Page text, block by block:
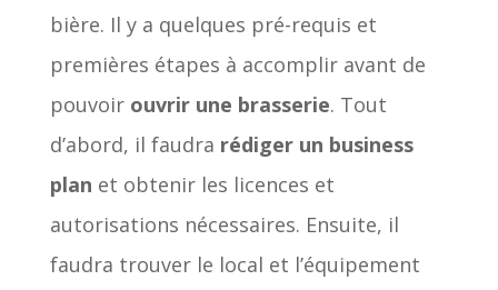
bière. Il y a quelques pré-requis et
premières étapes à accomplir avant de
pouvoir ouvrir une brasserie. Tout
d’abord, il faudra rédiger un business
plan et obtenir les licences et
autorisations nécessaires. Ensuite, il
faudra trouver le local et l’équipement